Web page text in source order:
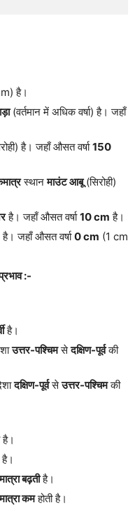
है।
(वर्तमान में अधिक वर्षा) है। जहाँ
है। जहाँ औसत वर्षा150
स्थानमाउंट आबू(सिरोही)
है। जहाँ औसत वर्षा10 cm है।
जहाँ औसत वर्षा0 cm (1 cm
:-
है।
उत्तर-पश्चिमसेदक्षिण-पूर्वकी
दक्षिण-पूर्वसेउत्तर-पश्चिमकी
है।
है।
बढ़तीहै।
मात्रा कमहोती है।